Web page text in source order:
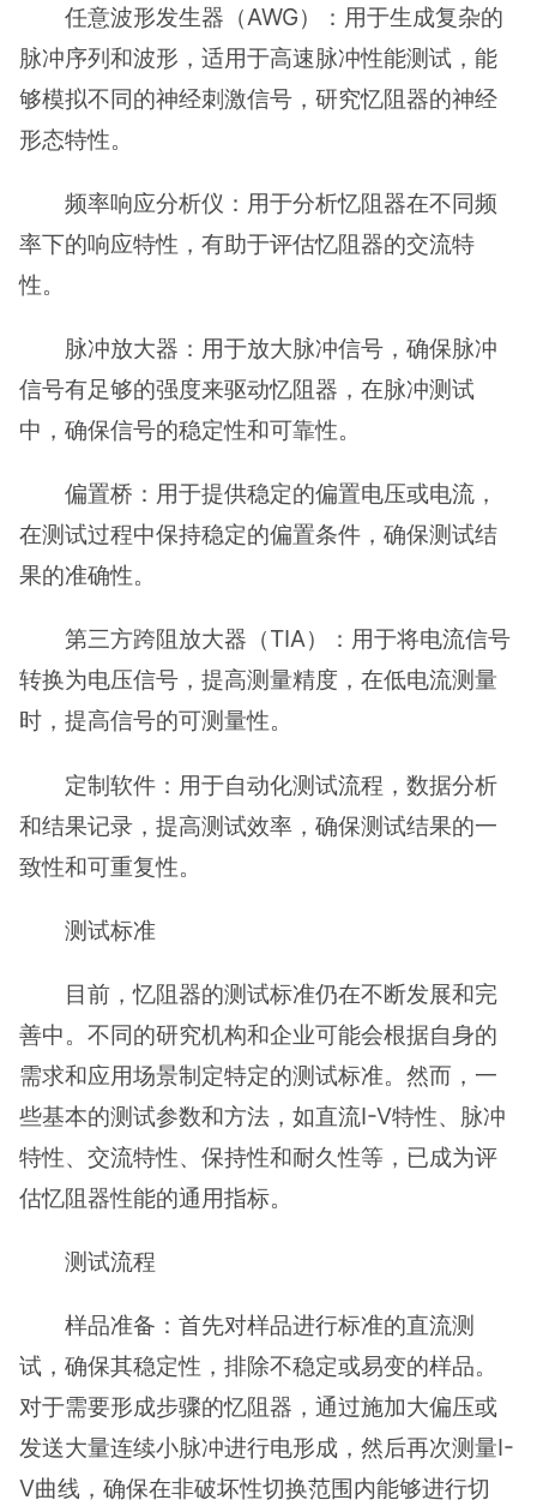
任意波形发生器（AWG）：用于生成复杂的
脉冲序列和波形，适用于高速脉冲性能测试，能
够模拟不同的神经刺激信号，研究忆阻器的神经
形态特性。
频率响应分析仪：用于分析忆阻器在不同频
率下的响应特性，有助于评估忆阻器的交流特
性。
脉冲放大器：用于放大脉冲信号，确保脉冲
信号有足够的强度来驱动忆阻器，在脉冲测试
中，确保信号的稳定性和可靠性。
偏置桥：用于提供稳定的偏置电压或电流，
在测试过程中保持稳定的偏置条件，确保测试结
果的准确性。
第三方跨阻放大器（TIA）：用于将电流信号
转换为电压信号，提高测量精度，在低电流测量
时，提高信号的可测量性。
定制软件：用于自动化测试流程，数据分析
和结果记录，提高测试效率，确保测试结果的一
致性和可重复性。
测试标准
目前，忆阻器的测试标准仍在不断发展和完
善中。不同的研究机构和企业可能会根据自身的
需求和应用场景制定特定的测试标准。然而，一
些基本的测试参数和方法，如直流I-V特性、脉冲
特性、交流特性、保持性和耐久性等，已成为评
估忆阻器性能的通用指标。
测试流程
样品准备：首先对样品进行标准的直流测
试，确保其稳定性，排除不稳定或易变的样品。
对于需要形成步骤的忆阻器，通过施加大偏压或
发送大量连续小脉冲进行电形成，然后再次测量I-
V曲线，确保在非破坏性切换范围内能够进行切